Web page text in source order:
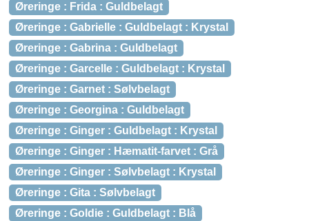
Øreringe : Frida : Guldbelagt
Øreringe : Gabrielle : Guldbelagt : Krystal
Øreringe : Gabrina : Guldbelagt
Øreringe : Garcelle : Guldbelagt : Krystal
Øreringe : Garnet : Sølvbelagt
Øreringe : Georgina : Guldbelagt
Øreringe : Ginger : Guldbelagt : Krystal
Øreringe : Ginger : Hæmatit-farvet : Grå
Øreringe : Ginger : Sølvbelagt : Krystal
Øreringe : Gita : Sølvbelagt
Øreringe : Goldie : Guldbelagt : Blå